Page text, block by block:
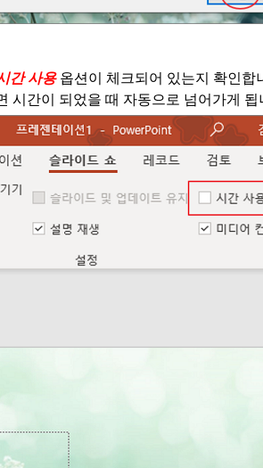
간 사용 옵션이 체크되어 있는지 확인합
시간이 되었을 때 자동으로 넘어가게 됩